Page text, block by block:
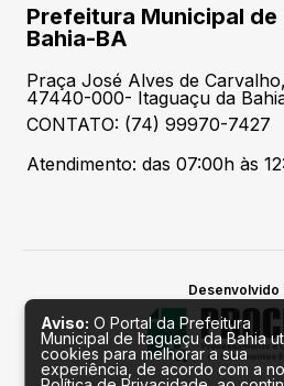
Prefeitura Municipal de
Bahia-BA
Praça José Alves de
47440-000- Itaguaçu da
CONTATO: (74) 99970-7427
Atendimento: das 07:00h às
Desenvolvido
Aviso: O Portal da Prefeitura
Municipal de Itaguaçu da Bahia
cookies para melhorar a sua
experiência, de acordo com a